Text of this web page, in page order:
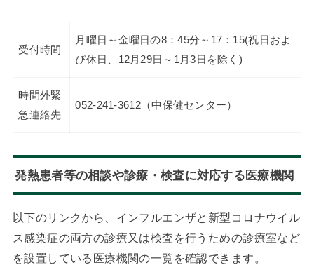
受付時間
月曜日～金曜日の8：45分～17：15(祝日およ
び休日、12月29日～1月3日を除く)
時間外緊
急連絡先
052-241-3612（中保健センター）
発熱患者等の相談や診療・検査に対応する医療機関
以下のリンクから、インフルエンザと新型コロナウイル
ス感染症の両方の診療又は検査を行うための診療室など
を設置している医療機関の一覧を確認できます。